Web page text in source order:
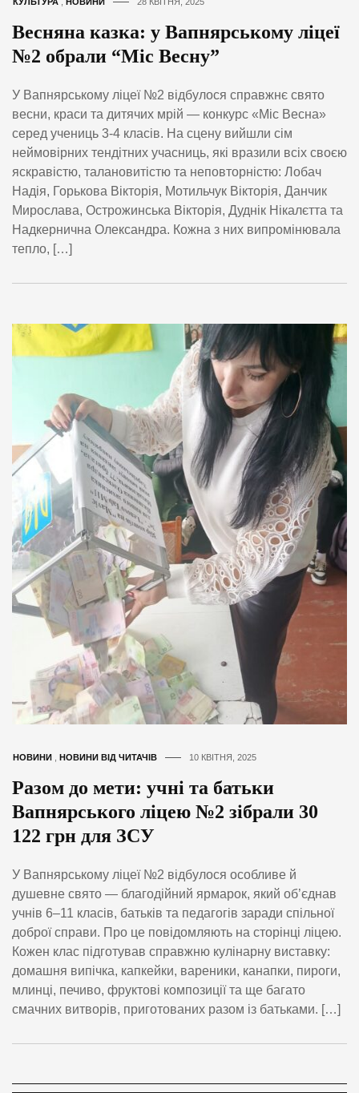
Весняна казка: у Вапнярському ліцеї
№2 обрали “Міс Весну”
У Вапнярському ліцеї №2 відбулося справжнє свято
весни, краси та дитячих мрій — конкурс «Міс Весна»
серед учениць 3-4 класів. На сцену вийшли сім
неймовірних тендітних учасниць, які вразили всіх своєю
яскравістю, талановитістю та неповторністю: Лобач
Надія, Горькова Вікторія, Мотильчук Вікторія, Данчик
Мирослава, Острожинська Вікторія, Дуднік Нікалєтта та
Надкернична Олександра. Кожна з них випромінювала
тепло, […]
НОВИНИ НОВИНИ ВІД ЧИТАЧІВ 10 КВІТНЯ, 2025
Разом до мети: учні та батьки
Вапнярського ліцею №2 зібрали 30
122 грн для ЗСУ
У Вапнярському ліцеї №2 відбулося особливе й
душевне свято — благодійний ярмарок, який об’єднав
учнів 6–11 класів, батьків та педагогів заради спільної
доброї справи. Про це повідомляють на сторінці ліцею.
Кожен клас підготував справжню кулінарну виставку:
домашня випічка, капкейки, вареники, канапки, пироги,
млинці, печиво, фруктові композиції та ще багато
смачних витворів, приготованих разом із батьками. […]